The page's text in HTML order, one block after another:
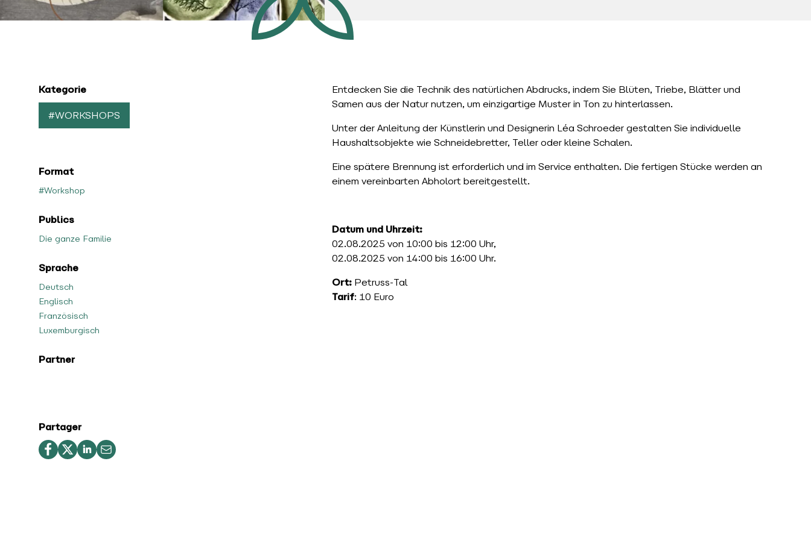
Kategorie
#WORKSHOPS
Format
#Workshop
Publics
Die ganze Familie
Sprache
Deutsch
Englisch
Französisch
Luxemburgisch
Partner
Partager
Entdecken Sie die Technik des natürlichen Abdrucks, indem Sie Blüten, Triebe, Blätter und
Samen aus der Natur nutzen, um einzigartige Muster in Ton zu hinterlassen.
Unter der Anleitung der Künstlerin und Designerin Léa Schroeder gestalten Sie individuelle
Haushaltsobjekte wie Schneidebretter, Teller oder kleine Schalen.
Eine spätere Brennung ist erforderlich und im Service enthalten. Die fertigen Stücke werden an
einem vereinbarten Abholort bereitgestellt.
Datum und Uhrzeit:
02.08.2025 von 10:00 bis 12:00 Uhr,
02.08.2025 von 14:00 bis 16:00 Uhr.
Ort: Petruss-Tal
Tarif: 10 Euro